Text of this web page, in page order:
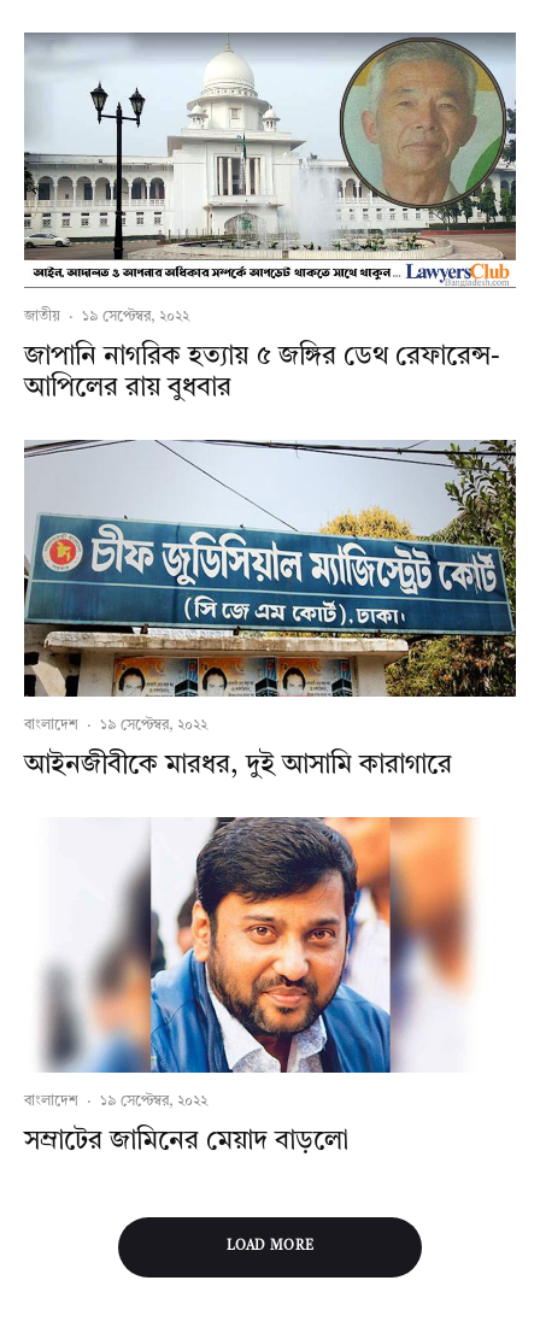
জাতীয় · ১৯ সেপ্টেম্বর, ২০২২
জাপানি নাগরিক হত্যায় ৫ জঙ্গির ডেথ রেফারেন্স-
আপিলের রায় বুধবার
বাংলাদেশ · ১৯ সেপ্টেম্বর, ২০২২
আইনজীবীকে মারধর, দুই আসামি কারাগারে
বাংলাদেশ · ১৯ সেপ্টেম্বর, ২০২২
সম্রাটের জামিনের মেয়াদ বাড়লো
LOAD MORE